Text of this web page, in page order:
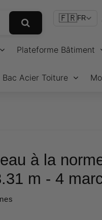
🇫🇷FR
Plateforme Bâtiment
Bac Acier Toiture
à la
m - 4